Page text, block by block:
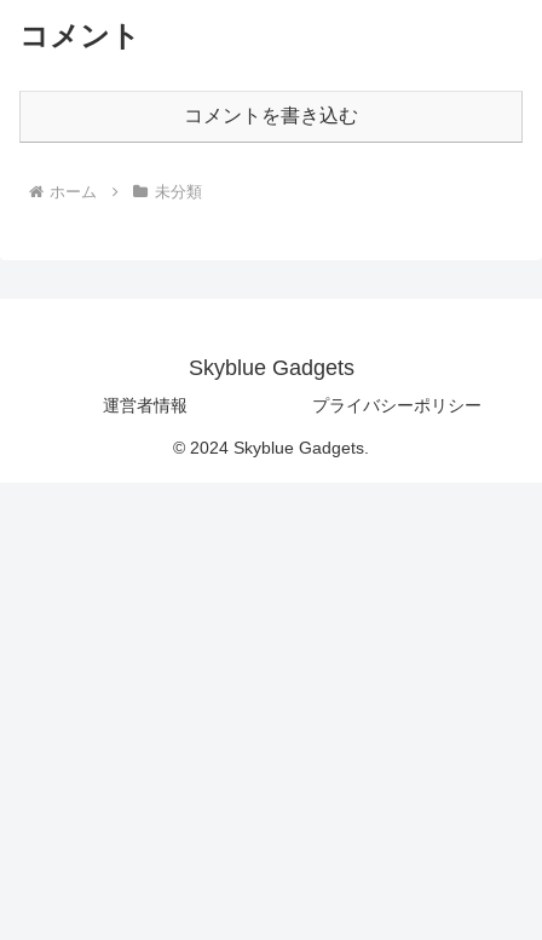
コメント
コメントを書き込む
ホーム 未分類
Skyblue Gadgets
運営者情報 プライバシーポリシー
© 2024 Skyblue Gadgets.